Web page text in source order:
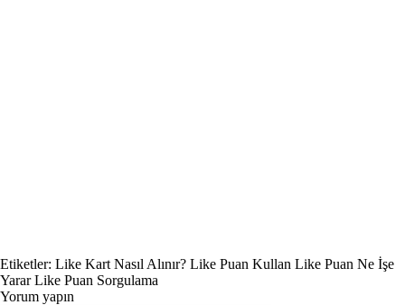
Etiketler: Like Kart Nasıl Alınır? Like Puan Kullan Like Puan Ne İşe
Yarar Like Puan Sorgulama
Yorum yapın